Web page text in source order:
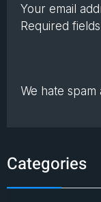
Your email
Required
We hate spam
Categories